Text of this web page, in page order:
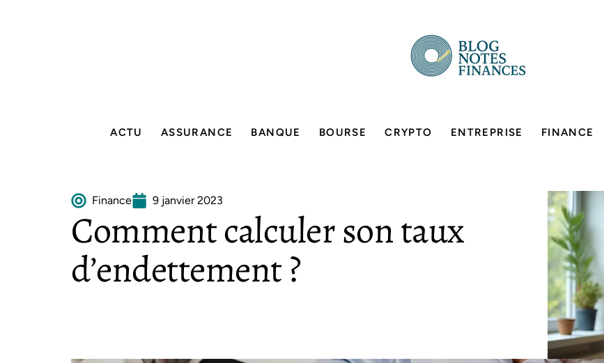
ACTU ASSURANCE BANQUE BOURSE CRYPTO ENTREPRISE FINANCE
Finance 9 janvier 2023
Comment calculer son taux
d’endettement ?